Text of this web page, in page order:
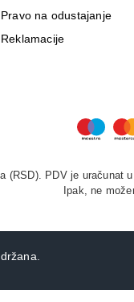
Pravo na odustajanje
Reklamacije
(RSD). PDV je uračunat
Ipak, ne